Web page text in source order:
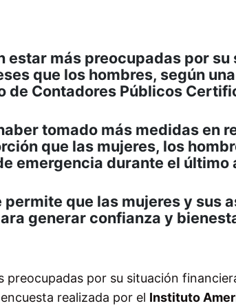
estar más preocupadas por
que los hombres, según
de Contadores Públicos
tomado más medidas en
que las mujeres, los
emergencia durante el último
que las mujeres y sus
generar confianza y
preocupadas por su situación
realizada por el Instituto